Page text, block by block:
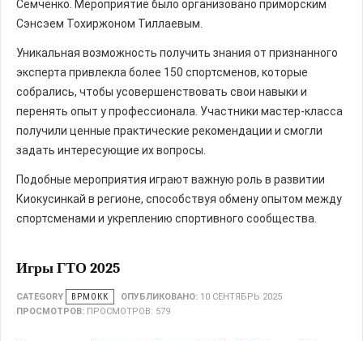
Семченко. Мероприятие было организовано приморским
Сэнсэем Тохиржоном Тиллаевым.
Уникальная возможность получить знания от признанного
эксперта привлекла более 150 спортсменов, которые
собрались, чтобы усовершенствовать свои навыки и
перенять опыт у профессионала. Участники мастер-класса
получили ценные практические рекомендации и смогли
задать интересующие их вопросы.
Подобные мероприятия играют важную роль в развитии
Киокусинкай в регионе, способствуя обмену опытом между
спортсменами и укреплению спортивного сообщества.
Игры ГТО 2025
CATEGORY ВРМОКК ОПУБЛИКОВАНО: 10 СЕНТЯБРЬ 2025
ПРОСМОТРОВ: ПРОСМОТРОВ: 579